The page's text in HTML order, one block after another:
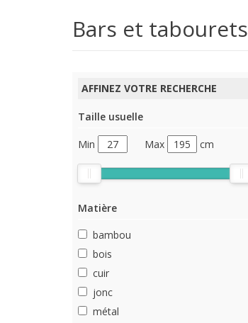
Bars et tabourets
AFFINEZ VOTRE RECHERCHE
Taille usuelle
Min Max cm
Matière
bambou
bois
cuir
jonc
métal